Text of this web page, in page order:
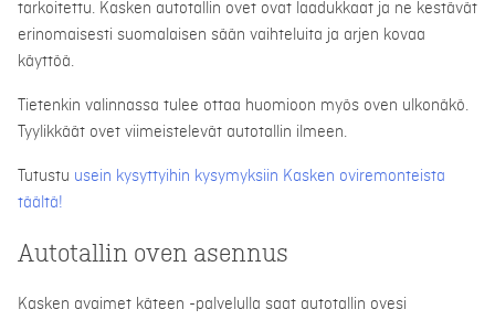
tarkoitettu. Kasken autotallin ovet ovat laadukkaat ja ne kestävät
erinomaisesti suomalaisen sään vaihteluita ja arjen kovaa
käyttöä.
Tietenkin valinnassa tulee ottaa huomioon myös oven ulkonäkö.
Tyylikkäät ovet viimeistelevät autotallin ilmeen.
Tutustu usein kysyttyihin kysymyksiin Kasken oviremonteista
täältä!
Autotallin oven asennus
Kasken avaimet käteen -palvelulla saat autotallin ovesi